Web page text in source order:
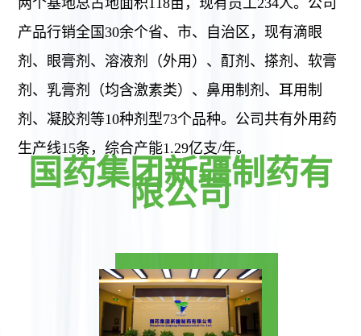
产品行销全国30余个省、市、自治区，现有滴眼
剂、眼膏剂、溶液剂（外用）、酊剂、搽剂、软膏
剂、乳膏剂（均含激素类）、鼻用制剂、耳用制
剂、凝胶剂等10种剂型73个品种。公司共有外用药
生产线15条，综合产能1.29亿支/年。
国药集团新疆制药有
限公司